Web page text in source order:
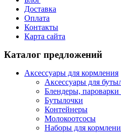
Доставка
Оплата
Контакты
Карта сайта
Каталог предложений
Аксессуары для кормления
Аксессуары для
Блендеры,
Бутылочки
Контейнеры
Молокоотсосы
Наборы для